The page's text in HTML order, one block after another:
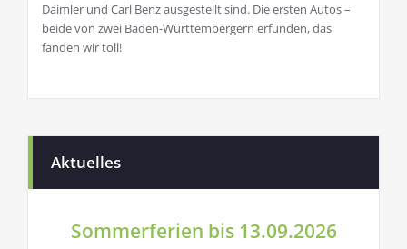
Daimler und Carl Benz ausgestellt sind. Die ersten Autos –
beide von zwei Baden-Württembergern erfunden, das
fanden wir toll!
Aktuelles
Sommerferien bis 13.09.2026